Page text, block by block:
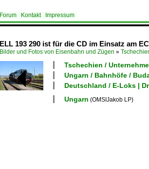
Forum Kontakt Impressum
ELL 193 290 ist für die CD im Einsatz am
Bilder und Fotos von Eisenbahn und Zügen »
Tschechien /
Ungarn / Bahnhöfe /
Deutschland / E-Loks |
Ungarn (OMSIJakob LP)